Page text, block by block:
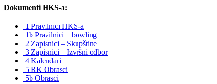
Dokumenti HKS-a:
1 Pravilnici HKS-a
1b Pravilnici – bowling
2 Zapisnici – Skupštine
3 Zapisnici – Izvršni odbor
4 Kalendari
5 RK Obrasci
5b Obrasci